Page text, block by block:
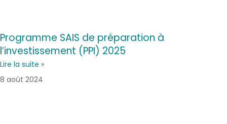
Programme SAIS de préparation à
l’investissement (PPI) 2025
Lire la suite »
8 août 2024